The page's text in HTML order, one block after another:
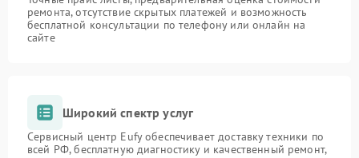
ремонта, отсутствие скрытых платежей и возможность
бесплатной консультации по телефону или онлайн на
сайте
Широкий спектр услуг
Сервисный центр Eufy обеспечивает доставку техники по
всей РФ, бесплатную диагностику и качественный ремонт,